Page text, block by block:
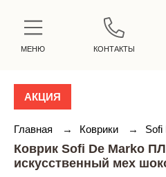
МЕНЮ КОНТАКТЫ
АКЦИЯ
Главная → Коврики → Sofi
Коврик Sofi De Marko
искусственный мех